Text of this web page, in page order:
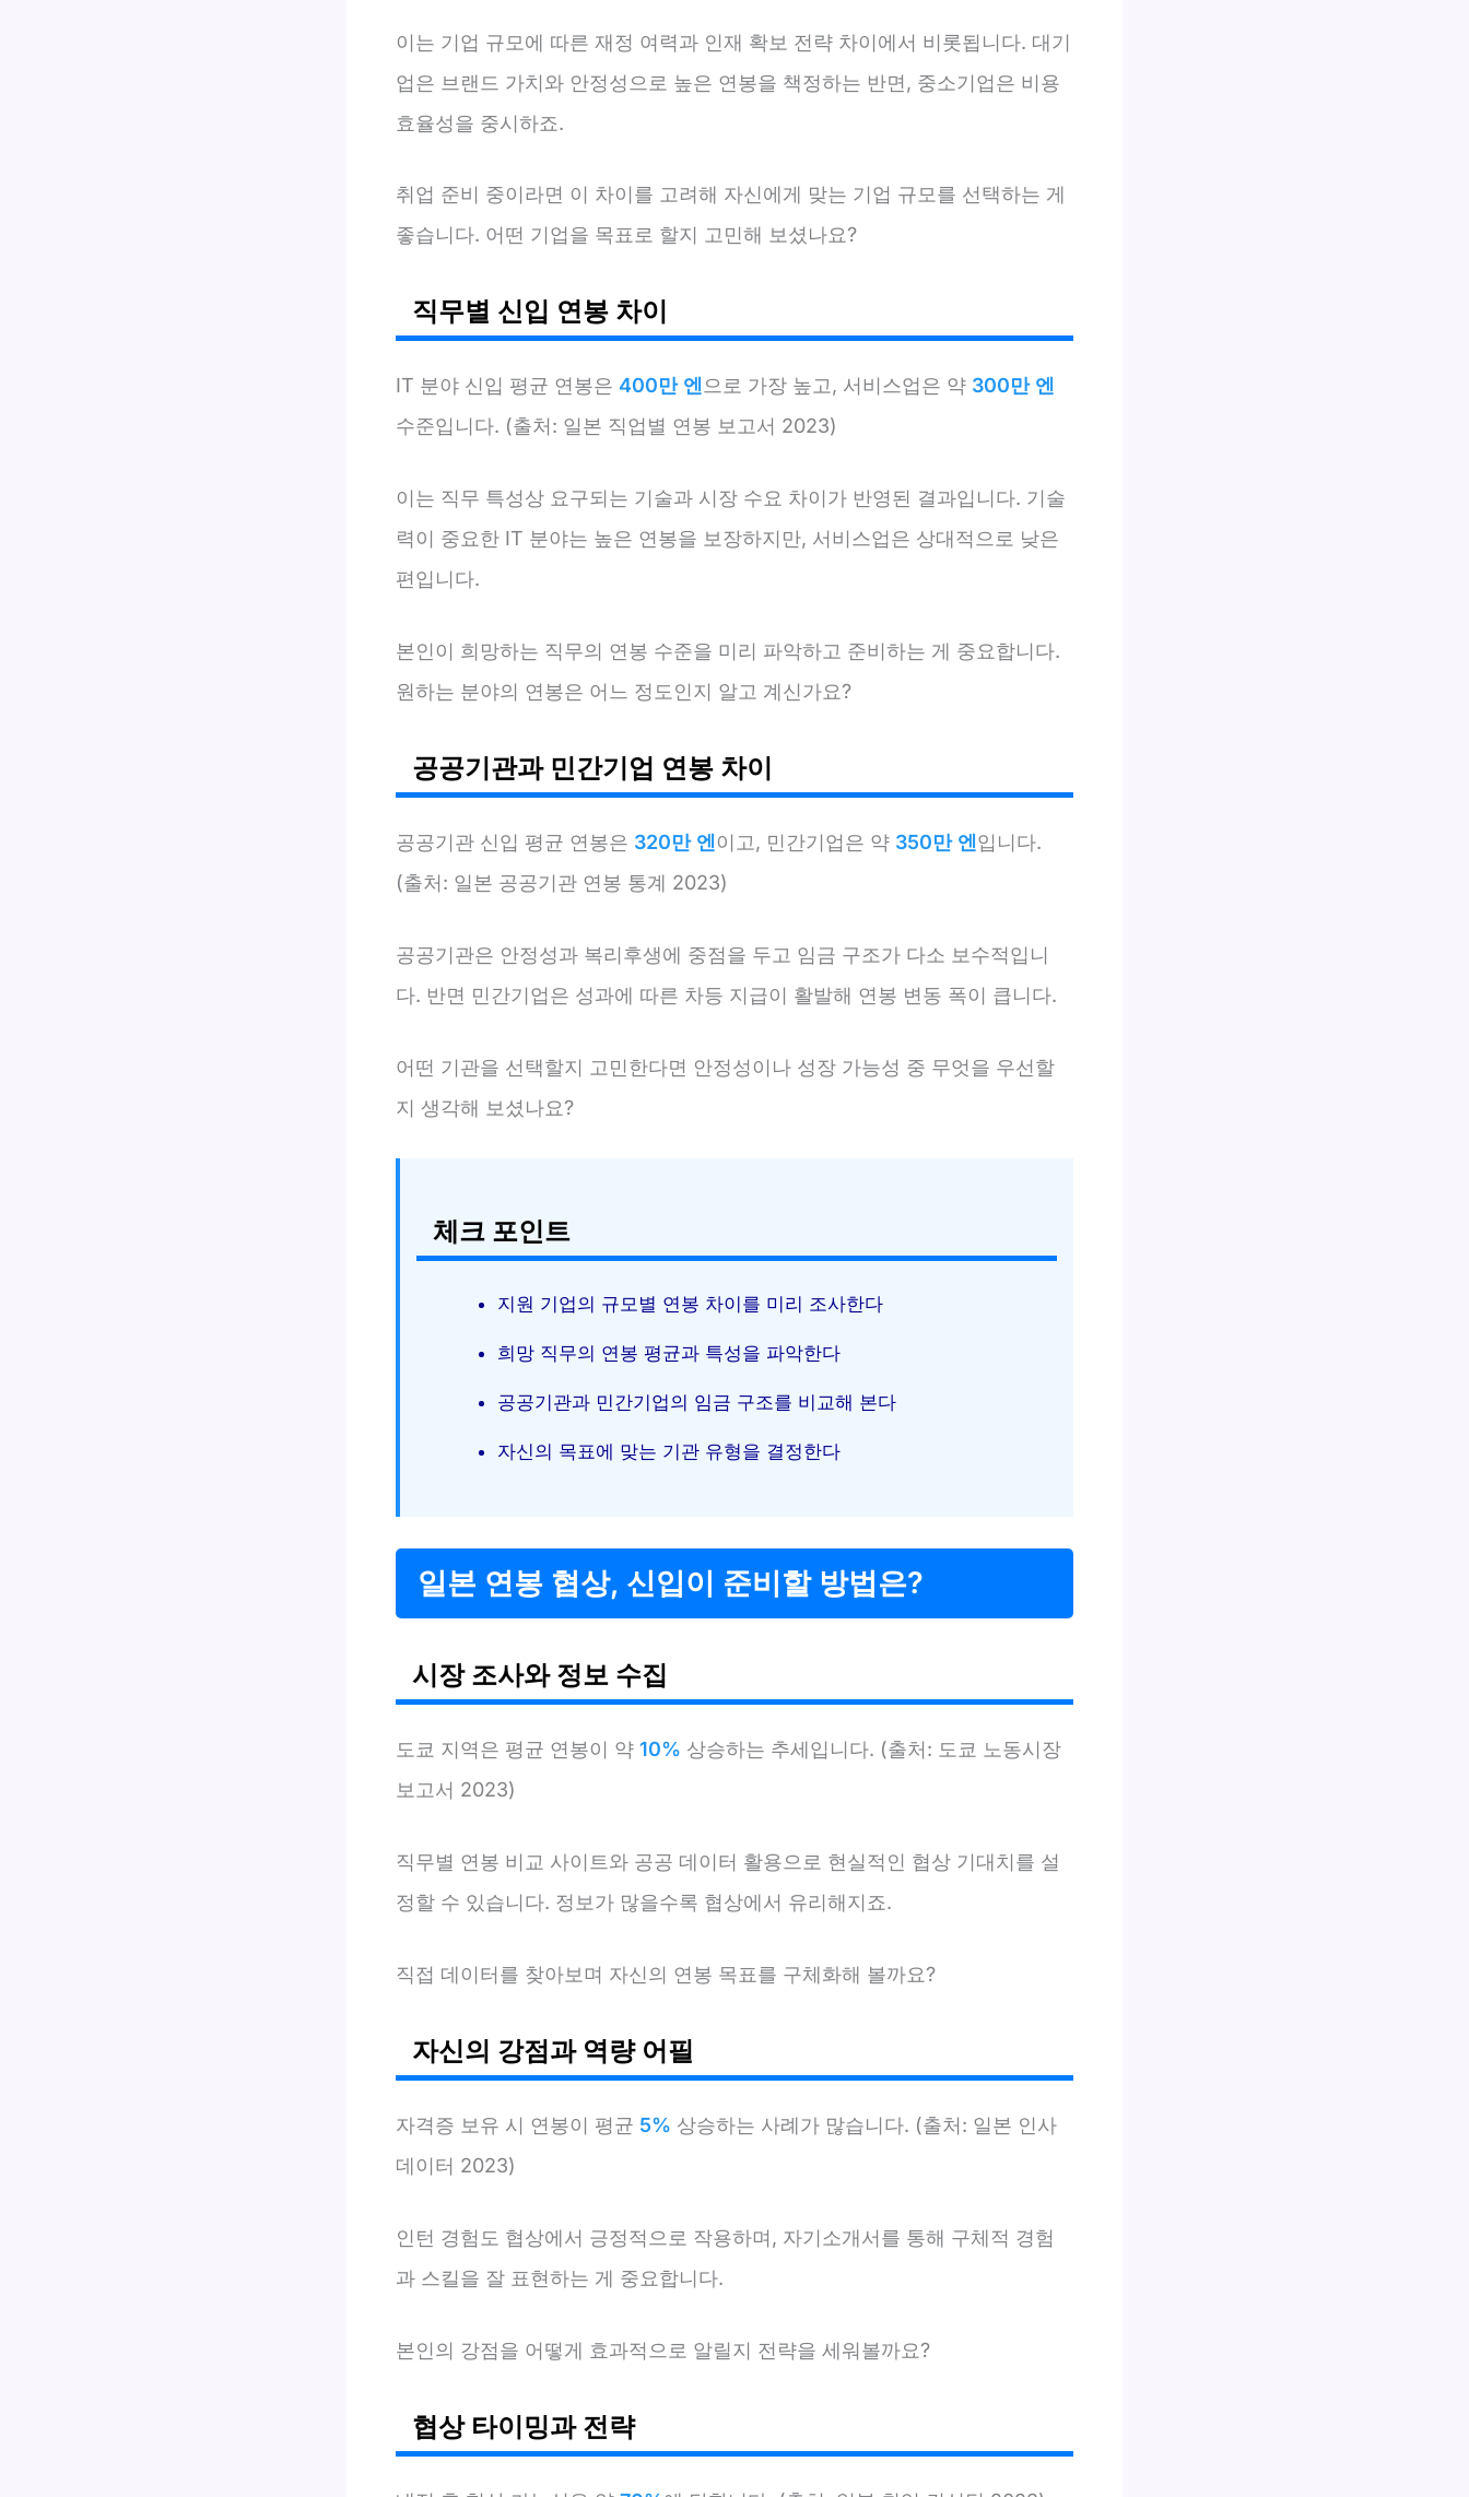
이는 기업 규모에 따른 재정 여력과 인재 확보 전략 차이에서 비롯됩니다. 대기
업은 브랜드 가치와 안정성으로 높은 연봉을 책정하는 반면, 중소기업은 비용
효율성을 중시하죠.
취업 준비 중이라면 이 차이를 고려해 자신에게 맞는 기업 규모를 선택하는 게
좋습니다. 어떤 기업을 목표로 할지 고민해 보셨나요?
직무별 신입 연봉 차이
IT 분야 신입 평균 연봉은 400만 엔으로 가장 높고, 서비스업은 약 300만 엔
수준입니다. (출처: 일본 직업별 연봉 보고서 2023)
이는 직무 특성상 요구되는 기술과 시장 수요 차이가 반영된 결과입니다. 기술
력이 중요한 IT 분야는 높은 연봉을 보장하지만, 서비스업은 상대적으로 낮은
편입니다.
본인이 희망하는 직무의 연봉 수준을 미리 파악하고 준비하는 게 중요합니다.
원하는 분야의 연봉은 어느 정도인지 알고 계신가요?
공공기관과 민간기업 연봉 차이
공공기관 신입 평균 연봉은 320만 엔 이고, 민간기업은 약 350만 엔 입니다.
(출처: 일본 공공기관 연봉 통계 2023)
공공기관은 안정성과 복리후생에 중점을 두고 임금 구조가 다소 보수적입니
다. 반면 민간기업은 성과에 따른 차등 지급이 활발해 연봉 변동 폭이 큽니다.
어떤 기관을 선택할지 고민한다면 안정성이나 성장 가능성 중 무엇을 우선할
지 생각해 보셨나요?
체크 포인트
지원 기업의 규모별 연봉 차이를 미리 조사한다
희망 직무의 연봉 평균과 특성을 파악한다
공공기관과 민간기업의 임금 구조를 비교해 본다
자신의 목표에 맞는 기관 유형을 결정한다
일본 연봉 협상, 신입이 준비할 방법은?
시장 조사와 정보 수집
도쿄 지역은 평균 연봉이 약 10% 상승하는 추세입니다. (출처: 도쿄 노동시장
보고서 2023)
직무별 연봉 비교 사이트와 공공 데이터 활용으로 현실적인 협상 기대치를 설
정할 수 있습니다. 정보가 많을수록 협상에서 유리해지죠.
직접 데이터를 찾아보며 자신의 연봉 목표를 구체화해 볼까요?
자신의 강점과 역량 어필
자격증 보유 시 연봉이 평균 5% 상승하는 사례가 많습니다. (출처: 일본 인사
데이터 2023)
인턴 경험도 협상에서 긍정적으로 작용하며, 자기소개서를 통해 구체적 경험
과 스킬을 잘 표현하는 게 중요합니다.
본인의 강점을 어떻게 효과적으로 알릴지 전략을 세워볼까요?
협상 타이밍과 전략